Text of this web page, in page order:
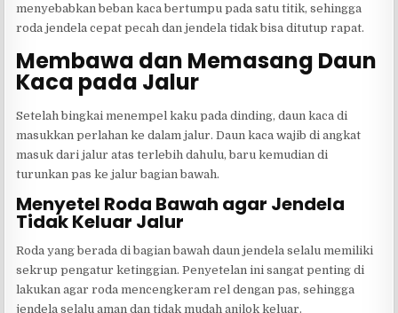
menyebabkan beban kaca bertumpu pada satu titik, sehingga
roda jendela cepat pecah dan jendela tidak bisa ditutup rapat.
Membawa dan Memasang Daun
Kaca pada Jalur
Setelah bingkai menempel kaku pada dinding, daun kaca di
masukkan perlahan ke dalam jalur. Daun kaca wajib di angkat
masuk dari jalur atas terlebih dahulu, baru kemudian di
turunkan pas ke jalur bagian bawah.
Menyetel Roda Bawah agar Jendela
Tidak Keluar Jalur
Roda yang berada di bagian bawah daun jendela selalu memiliki
sekrup pengatur ketinggian. Penyetelan ini sangat penting di
lakukan agar roda mencengkeram rel dengan pas, sehingga
jendela selalu aman dan tidak mudah anjlok keluar.